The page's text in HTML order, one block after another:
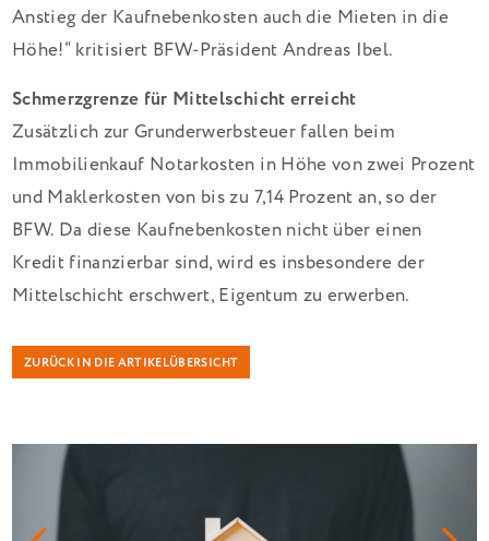
Anstieg der Kaufnebenkosten auch die Mieten in die
Höhe!“ kritisiert BFW-Präsident Andreas Ibel.
Schmerzgrenze für Mittelschicht erreicht
Zusätzlich zur Grunderwerbsteuer fallen beim
Immobilienkauf Notarkosten in Höhe von zwei Prozent
und Maklerkosten von bis zu 7,14 Prozent an, so der
BFW. Da diese Kaufnebenkosten nicht über einen
Kredit finanzierbar sind, wird es insbesondere der
Mittelschicht erschwert, Eigentum zu erwerben.
ZURÜCK IN DIE ARTIKELÜBERSICHT